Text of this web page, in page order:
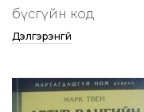
бүсгүйн код
Дэлгэрэнгүй